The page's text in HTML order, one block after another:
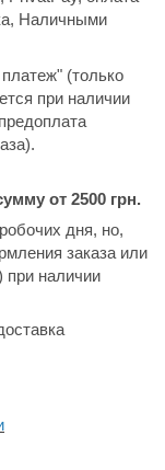
Наличными
(только
при наличии
от 2500 грн.
дня, но,
заказа или
при наличии